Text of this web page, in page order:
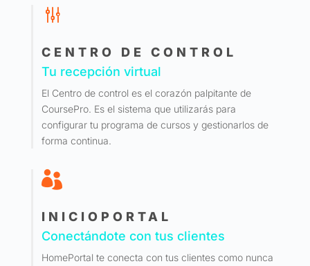
g
CENTRO DE CONTROL
Tu recepción virtual
El Centro de control es el corazón palpitante de
CoursePro. Es el sistema que utilizarás para
configurar tu programa de cursos y gestionarlos de
forma continua.

INICIOPORTAL
Conectándote con tus clientes
HomePortal te conecta con tus clientes como nunca